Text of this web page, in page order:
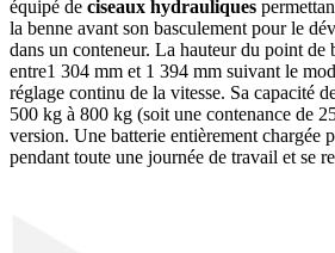
équipé de ciseaux hydrauliques
la benne avant son basculement pour le
dans un conteneur. La hauteur du point de
entre1 304 mm et 1 394 mm suivant le
réglage continu de la vitesse. Sa capacité
500 kg à 800 kg (soit une contenance de
version. Une batterie entièrement chargée
pendant toute une journée de travail et se